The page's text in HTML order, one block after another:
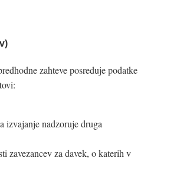
zahteve posreduje podatke
izvajanje nadzoruje druga
zavezancev za davek, o katerih v